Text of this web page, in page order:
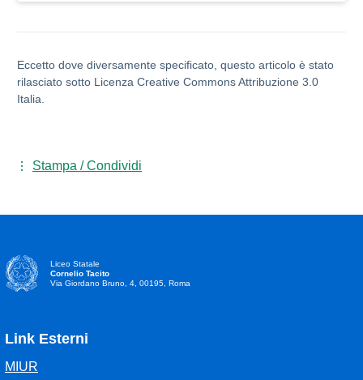
Eccetto dove diversamente specificato, questo articolo è stato
rilasciato sotto Licenza Creative Commons Attribuzione 3.0
Italia.
Stampa / Condividi
Liceo Statale
Cornelio Tacito
Via Giordano Bruno, 4, 00195, Roma
Link Esterni
MIUR